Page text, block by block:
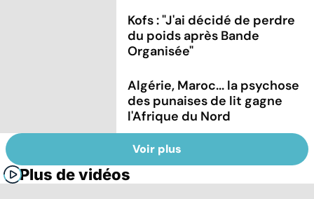
Kofs : "J'ai décidé de perdre
du poids après Bande
Organisée"
Algérie, Maroc... la psychose
des punaises de lit gagne
l'Afrique du Nord
Voir plus
Plus de vidéos